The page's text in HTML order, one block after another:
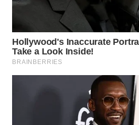
TANGERANG
WN